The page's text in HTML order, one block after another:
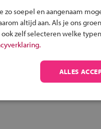
aan te melden bij
zo soepel en aangenaam
altijd aan. Als je ons
zelf selecteren welke
ALLES